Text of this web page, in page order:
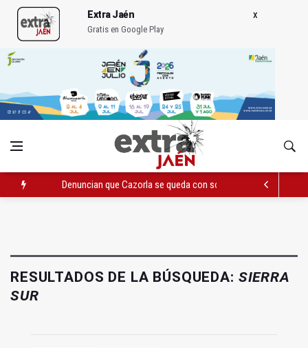
Extra Jaén
Gratis en Google Play
Denuncian que Cazorla se queda con solo dos bomberos por
RESULTADOS DE LA BÚSQUEDA: SIERRA
SUR